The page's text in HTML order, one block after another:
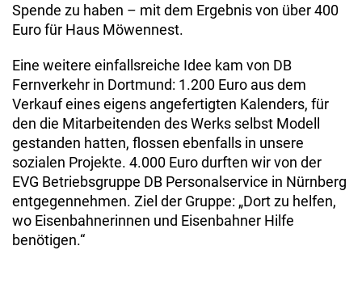
Spende zu haben – mit dem Ergebnis von über 400
Euro für Haus Möwennest.
Eine weitere einfallsreiche Idee kam von DB
Fernverkehr in Dortmund: 1.200 Euro aus dem
Verkauf eines eigens angefertigten Kalenders, für
den die Mitarbeitenden des Werks selbst Modell
gestanden hatten, flossen ebenfalls in unsere
sozialen Projekte. 4.000 Euro durften wir von der
EVG Betriebsgruppe DB Personalservice in Nürnberg
entgegennehmen. Ziel der Gruppe: „Dort zu helfen,
wo Eisenbahnerinnen und Eisenbahner Hilfe
benötigen.“